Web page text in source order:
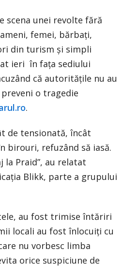
scena unei revolte fără
femei, bărbați,
din turism și simpli
ieri în fața sediului
că autoritățile nu au
o tragedie
.
de tensionată, încât
birouri, refuzând să iasă.
la Praid”, au relatat
Blikk, parte a grupului
au fost trimise întăriri
locali au fost înlocuiți cu
nu vorbesc limba
orice suspiciune de